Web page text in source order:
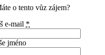
o tento vůz zájem?
e-mail *
jméno